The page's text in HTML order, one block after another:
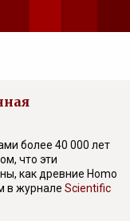
более 40 000 лет
что эти
как древние Homo
в журнале Scientific